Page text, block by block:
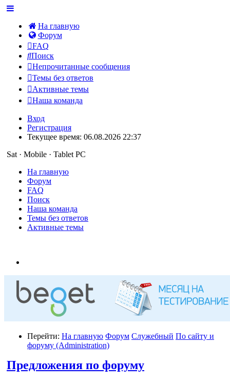
На главную
Форум
FAQ
Поиск
Непрочитанные сообщения
Темы без ответов
Активные темы
Наша команда
Вход
Регистрация
Текущее время: 06.08.2026 22:37
Sat · Mobile · Tablet PC
На главную
Форум
FAQ
Поиск
Наша команда
Темы без ответов
Активные темы
Перейти: На главную Форум Служебный По сайту и
форуму (Administration)
Предложения по форуму